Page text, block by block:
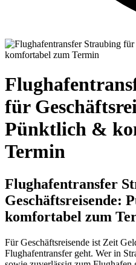
für
Pünktlich &
Termin
Flughafentransfer
Geschäftsreisende:
komfortabel zum
Für Geschäftsreisende ist Zeit
Flughafentransfer geht. Wer in